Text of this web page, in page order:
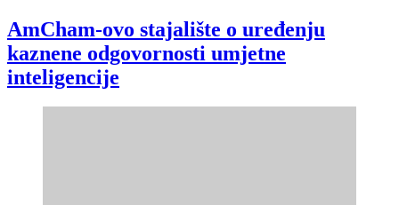
AmCham-ovo stajalište o uređenju
kaznene odgovornosti umjetne
inteligencije